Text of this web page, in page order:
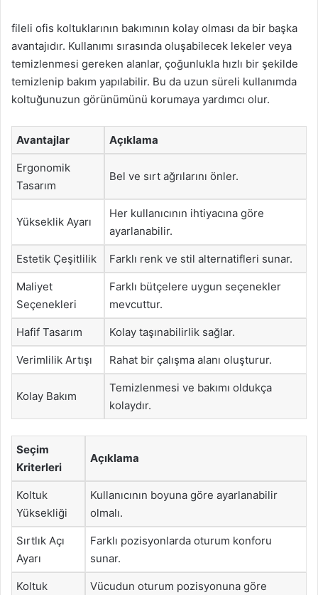
fileli ofis koltuklarının bakımının kolay olması da bir başka
avantajıdır. Kullanımı sırasında oluşabilecek lekeler veya
temizlenmesi gereken alanlar, çoğunlukla hızlı bir şekilde
temizlenip bakım yapılabilir. Bu da uzun süreli kullanımda
koltuğunuzun görünümünü korumaya yardımcı olur.
Avantajlar Açıklama
Ergonomik
Tasarım
Bel ve sırt ağrılarını önler.
Yükseklik Ayarı
Her kullanıcının ihtiyacına göre
ayarlanabilir.
Estetik Çeşitlilik Farklı renk ve stil alternatifleri sunar.
Maliyet
Seçenekleri
Farklı bütçelere uygun seçenekler
mevcuttur.
Hafif Tasarım Kolay taşınabilirlik sağlar.
Verimlilik Artışı Rahat bir çalışma alanı oluşturur.
Kolay Bakım
Temizlenmesi ve bakımı oldukça
kolaydır.
Seçim
Kriterleri
Açıklama
Koltuk
Yüksekliği
Kullanıcının boyuna göre ayarlanabilir
olmalı.
Sırtlık Açı
Ayarı
Farklı pozisyonlarda oturum konforu
sunar.
Koltuk
Vücudun oturum pozisyonuna göre